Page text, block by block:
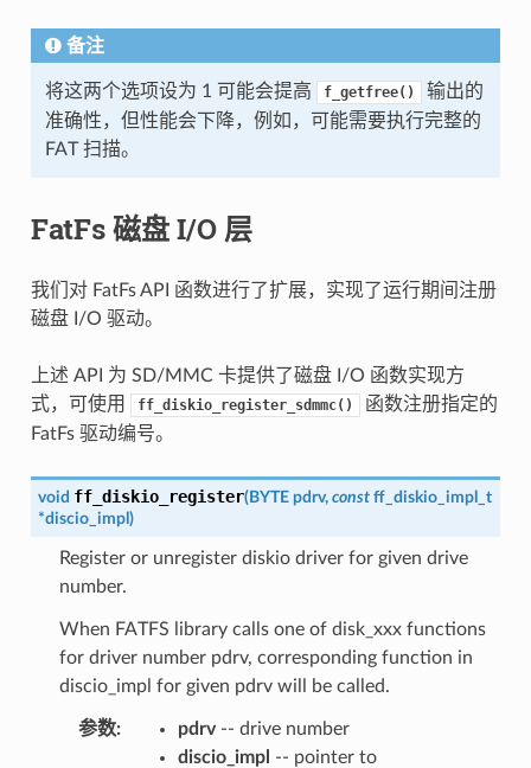
备注
将这两个选项设为 1 可能会提高 f_getfree()
输出的
准确性，但性能会下降，例如，可能需要执行完整的
FAT 扫描。
FatFs 磁盘 I/O 层
我们对 FatFs API 函数进行了扩展，实现了运行期间注册
磁盘 I/O 驱动。
上述 API 为 SD/MMC 卡提供了磁盘 I/O 函数实现方
式，可使用
ff_diskio_register_sdmmc()
函数注册指定的
FatFs 驱动编号。
void ff_diskio_register(BYTE pdrv, const ff_diskio_impl_t
*discio_impl )
Register or unregister diskio driver for given drive
number.
When FATFS library calls one of disk_xxx functions
for driver number pdrv, corresponding function in
discio_impl for given pdrv will be called.
参数: pdrv-- drive number
discio_impl -- pointer to